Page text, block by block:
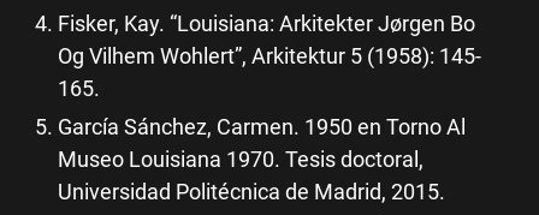
Fisker, Kay. “Louisiana: Arkitekter Jørgen Bo
Og Vilhem Wohlert”, Arkitektur 5 (1958): 145-
165.
García Sánchez, Carmen. 1950 en Torno Al
Museo Louisiana 1970. Tesis doctoral,
Universidad Politécnica de Madrid, 2015.